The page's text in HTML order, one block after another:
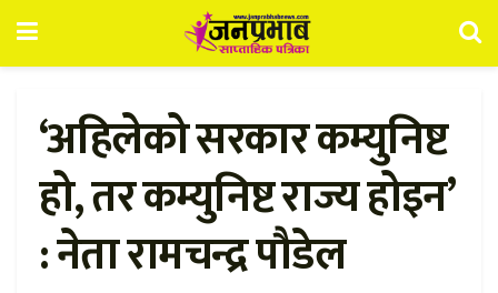
‘अहिलेको सरकार कम्युनिष्ट
हो, तर कम्युनिष्ट राज्य होइन’
: नेता रामचन्द्र पौडेल